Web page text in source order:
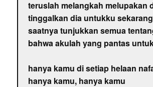
teruslah melangkah melupakan
tinggalkan dia untukku sekarang
saatnya tunjukkan semua
bahwa akulah yang pantas
hanya kamu di setiap helaan
hanya kamu, hanya kamu